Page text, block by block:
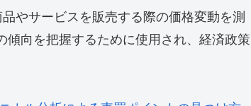
を基準とし、その価格変動を指数として
ごとにPPIが計算され、それぞれの業界の